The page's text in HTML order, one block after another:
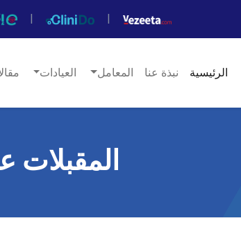
|
|
الرئيسية نبذة عنا المعامل العيادات
المقبلات